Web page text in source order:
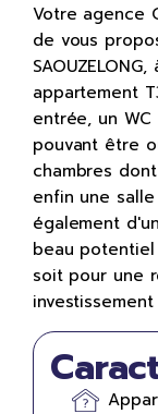
Votre agence
de vous
appartement
entrée, un
pouvant être
chambres
enfin une
également
beau
soit pour une